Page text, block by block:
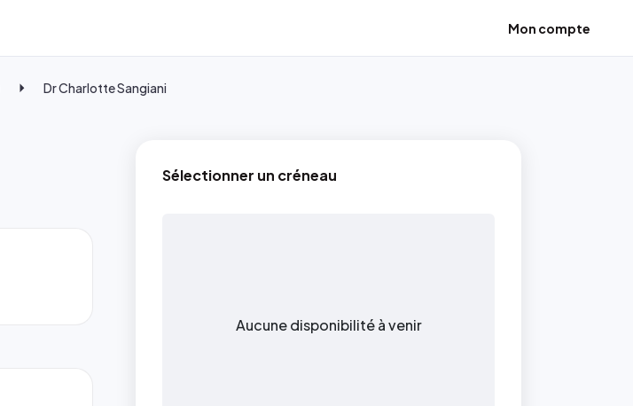
Mon compte
Dr Charlotte Sangiani
Sélectionner un créneau
Aucune disponibilité à venir